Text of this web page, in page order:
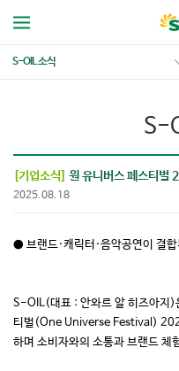
S-OIL 소식
S-
[기업소식] 원 유니버스 페스티벌
2025.08.18
● 브랜드·캐릭터·음악공연이 결
S-OIL(대표 : 안와르 알 히즈아지)
티벌(One Universe Festival)
하며 소비자와의 소통과 브랜드 체